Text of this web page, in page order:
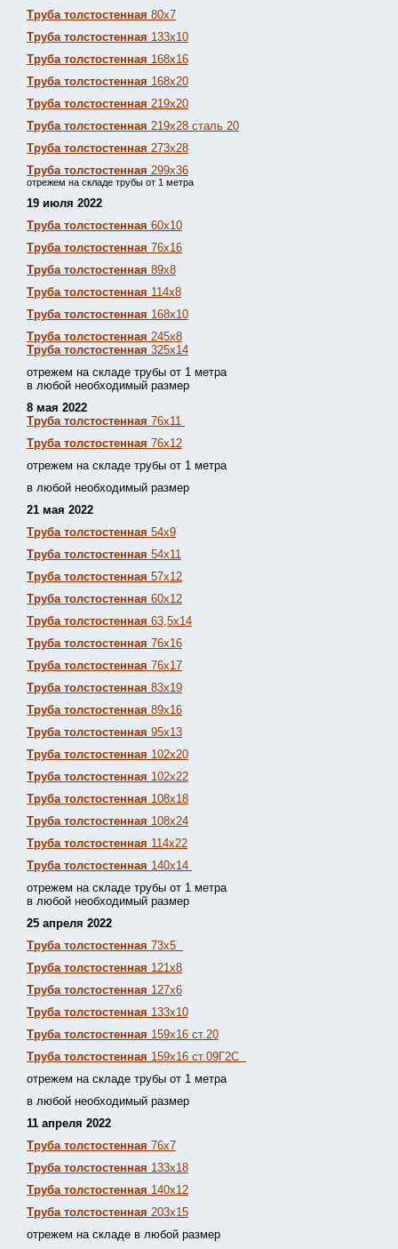
Труба толстостенная 80х7
Труба толстостенная 133х10
Труба толстостенная 168х16
Труба толстостенная 168х20
Труба толстостенная 219х20
Труба толстостенная 219х28 сталь 20
Труба толстостенная 273х28
Труба толстостенная 299х36
отрежем на складе трубы от 1 метра
19 июля 2022
Труба толстостенная 60х10
Труба толстостенная 76х16
Труба толстостенная 89х8
Труба толстостенная 114х8
Труба толстостенная 168х10
Труба толстостенная 245х8
Труба толстостенная 325х14
отрежем на складе трубы от 1 метра
в любой необходимый размер
8 мая 2022
Труба толстостенная 76х11
Труба толстостенная 76х12
отрежем на складе трубы от 1 метра
в любой необходимый размер
21 мая 2022
Труба толстостенная 54х9
Труба толстостенная 54х11
Труба толстостенная 57х12
Труба толстостенная 60х12
Труба толстостенная 63,5х14
Труба толстостенная 76х16
Труба толстостенная 76х17
Труба толстостенная 83х19
Труба толстостенная 89х16
Труба толстостенная 95х13
Труба толстостенная 102х20
Труба толстостенная 102х22
Труба толстостенная 108х18
Труба толстостенная 108х24
Труба толстостенная 114х22
Труба толстостенная 140х14
отрежем на складе трубы от 1 метра
в любой необходимый размер
25 апреля 2022
Труба толстостенная 73х5
Труба толстостенная 121х8
Труба толстостенная 127х6
Труба толстостенная 133х10
Труба толстостенная 159х16 ст.20
Труба толстостенная 159х16 ст.09Г2С
отрежем на складе трубы от 1 метра
в любой необходимый размер
11 апреля 2022
Труба толстостенная 76х7
Труба толстостенная 133х18
Труба толстостенная 140х12
Труба толстостенная 203х15
отрежем на складе в любой размер